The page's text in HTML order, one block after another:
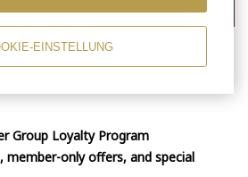
EINSTELLUNG
GROUP LOYALTY
Group Loyalty Program
member-only offers, and special